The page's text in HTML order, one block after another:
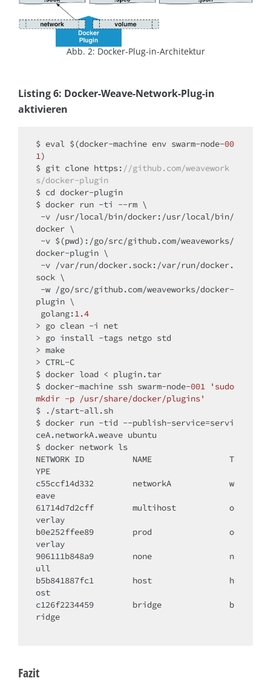
Abb. 2: Docker-Plug-in-Architektur
Listing 6: Docker-Weave-Network-Plug-in
aktivieren
$ eval $(docker-machine env swarm-node-00
1)
$ git clone https: //github.com/weavework
s/docker-plugin
$ cd docker-plugin
$ docker run -ti --rm \
docker \
docker-plugin \
-v /var/run/docker.sock:/var/run/docker.
sock \
plugin \
golang:1.4
> go clean -i net
> go install -tags netgo std
> make
> CTRL-C
$ docker load < plugin.tar
$ docker-machine ssh swarm-node-001
'sudo
mkdir -p /usr/share/docker/plugins'
$ ./start-all.sh
$ docker run -tid --publish-service=servi
ceA.networkA.weave ubuntu
$ docker network ls
NETWORK ID          NAME                T
YPE
c55ccf14d332        networkA            w
eave
61714d7d2cff        multihost           o
verlay
b0e252ffee89        prod                o
verlay
906111b848a9        none n
ull
b5b841887fc1        host                h
ost
c126f2234459        bridge              b
ridge
Fazit